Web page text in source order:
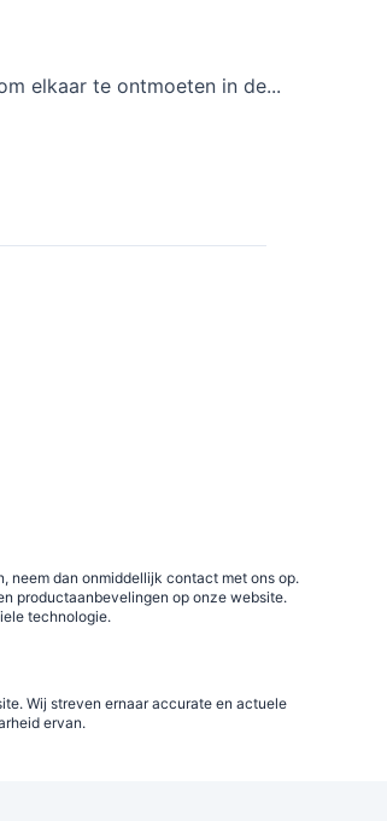
elkaar te ontmoeten in de...
neem dan onmiddellijk contact met ons op.
productaanbevelingen op onze website.
technologie.
Wij streven ernaar accurate en actuele
ervan.